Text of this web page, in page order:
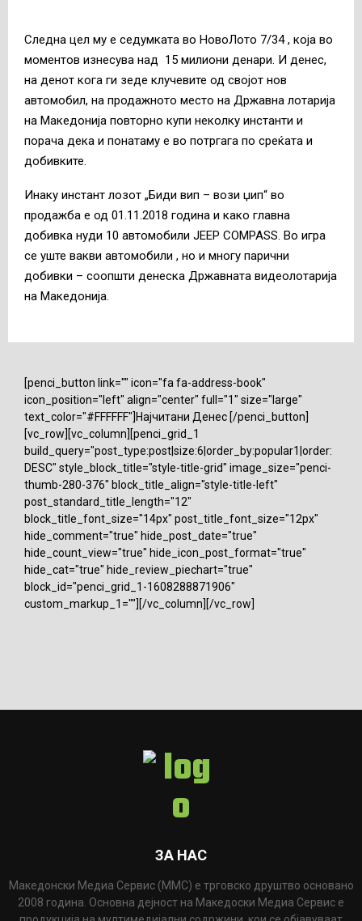
Следна цел му е седумката во НовоЛото 7/34 , која во
моментов изнесува над 15 милиони денари. И денес,
на денот кога ги зеде клучевите од својот нов
автомобил, на продажното место на Државна лотарија
на Македонија повторно купи неколку инстанти и
порача дека и понатаму е во потргага по среќата и
добивките.
Инаку инстант лозот „Биди вип – вози џип“ во
продажба е од 01.11.2018 година и како главна
добивка нуди 10 автомобили JEEP COMPASS. Во игра
се уште вакви автомобили , но и многу парични
добивки – соопшти денеска Државната видеолотарија
на Македонија.
[penci_button link="" icon="fa fa-address-book"
icon_position="left" align="center" full="1" size="large"
text_color="#FFFFFF"]Најчитани Денес [/penci_button]
[vc_row][vc_column][penci_grid_1
build_query="post_type:post|size:6|order_by:popular1|order:
DESC" style_block_title="style-title-grid" image_size="penci-
thumb-280-376" block_title_align="style-title-left"
post_standard_title_length="12"
block_title_font_size="14px" post_title_font_size="12px"
hide_comment="true" hide_post_date="true"
hide_count_view="true" hide_icon_post_format="true"
hide_cat="true" hide_review_piechart="true"
block_id="penci_grid_1-1608288871906"
custom_markup_1=""][/vc_column][/vc_row]
ЗА НАС
Македонски Медиа Сервис (ММС) е трговско друштво основано
2008 година. Основна дејност на Македоски Медиа Сервис е